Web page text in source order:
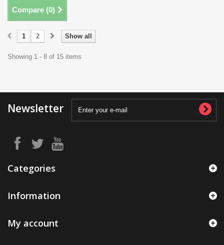
Compare (0)
Show all
1 2
Showing 1 - 8 of 15 items
Newsletter
Categories
Information
My account